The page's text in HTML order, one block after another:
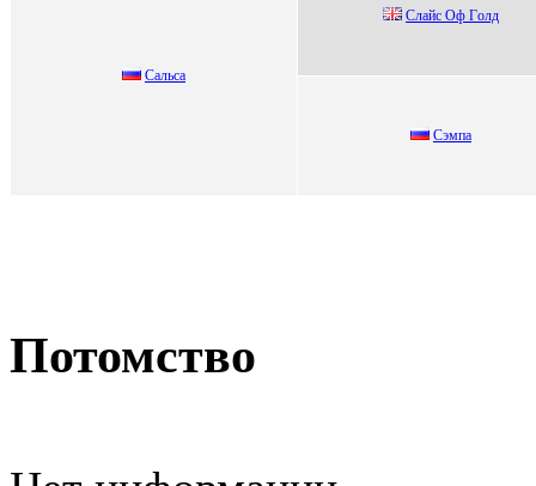
Сальса
Cлайс Оф Гoлд
Сэмпа
Потомство